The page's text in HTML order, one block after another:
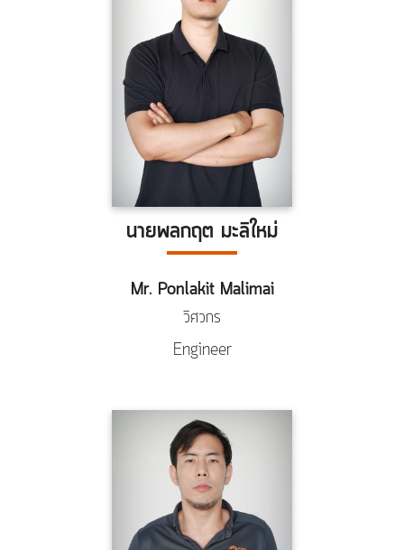
นายพลกฤต มะลิใหม่
Mr. Ponlakit Malimai
วิศวกร
Engineer